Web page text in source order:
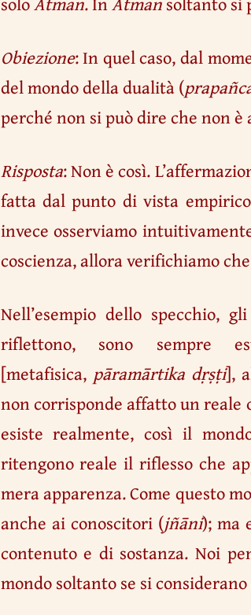
Obiezione: In quel caso, dal
del mondo della dualità (
perché non si può dire che non
Risposta: Non è così.
fatta dal punto di vista
invece osserviamo
coscienza, allora verifichiamo
Nell’esempio dello
riflettono, sono sempre
[metafisica, pāramārtika dṛṣṭi],
non corrisponde affatto un reale
esiste realmente, così il
ritengono reale il riflesso che
mera apparenza. Come questo
anche ai conoscitori (jñāni); ma
contenuto e di sostanza. Noi
mondo soltanto se si